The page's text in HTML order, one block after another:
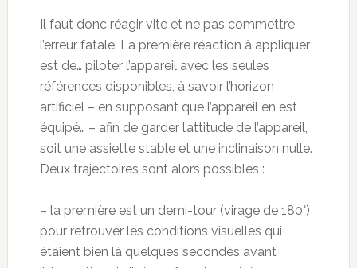
Il faut donc réagir vite et ne pas commettre
l’erreur fatale. La première réaction à appliquer
est de… piloter l’appareil avec les seules
références disponibles, à savoir l’horizon
artificiel – en supposant que l’appareil en est
équipé… – afin de garder l’attitude de l’appareil,
soit une assiette stable et une inclinaison nulle.
Deux trajectoires sont alors possibles :
– la première est un demi-tour (virage de 180°)
pour retrouver les conditions visuelles qui
étaient bien là quelques secondes avant